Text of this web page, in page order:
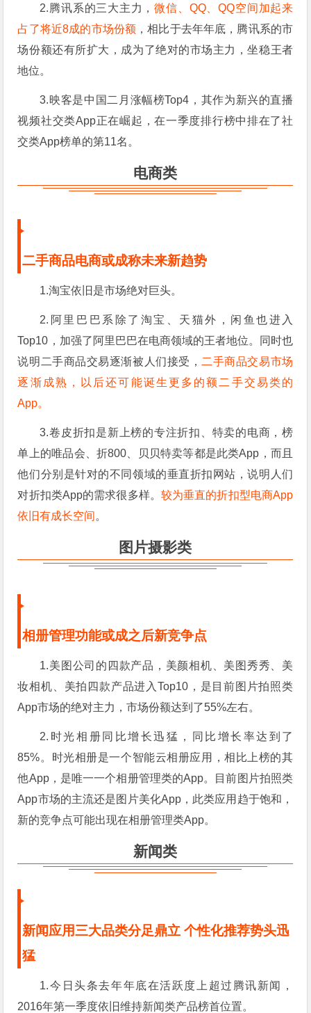
2.腾讯系的三大主力，微信、QQ、QQ空间加起来
占了将近8成的市场份额 ，相比于去年年底，腾讯系的市
场份额还有所扩大，成为了绝对的市场主力，坐稳王者
地位。
3.映客是中国二月涨幅榜Top4，其作为新兴的直播
视频社交类App正在崛起，在一季度排行榜中排在了社
交类App榜单的第11名。
电商类
二手商品电商或成称未来新趋势
1.淘宝依旧是市场绝对巨头。
2.阿里巴巴系除了淘宝、天猫外，闲鱼也进入
Top10，加强了阿里巴巴在电商领域的王者地位。同时也
说明二手商品交易逐渐被人们接受，二手商品交易市场
逐渐成熟，以后还可能诞生更多的额二手交易类的
App。
3.卷皮折扣是新上榜的专注折扣、特卖的电商，榜
单上的唯品会、折800、贝贝特卖等都是此类App，而且
他们分别是针对的不同领域的垂直折扣网站，说明人们
对折扣类App的需求很多样。 较为垂直的折扣型电商App
依旧有成长空间。
图片摄影类
相册管理功能或成之后新竞争点
1.美图公司的四款产品，美颜相机、美图秀秀、美
妆相机、美拍四款产品进入Top10，是目前图片拍照类
App市场的绝对主力，市场份额达到了55%左右。
2.时光相册同比增长迅猛，同比增长率达到了
85%。时光相册是一个智能云相册应用，相比上榜的其
他App，是唯一一个相册管理类的App。目前图片拍照类
App市场的主流还是图片美化App，此类应用趋于饱和，
新的竞争点可能出现在相册管理类App。
新闻类
新闻应用三大品类分足鼎立 个性化推荐势头迅
猛
1.今日头条去年年底在活跃度上超过腾讯新闻，
2016年第一季度依旧维持新闻类产品榜首位置。